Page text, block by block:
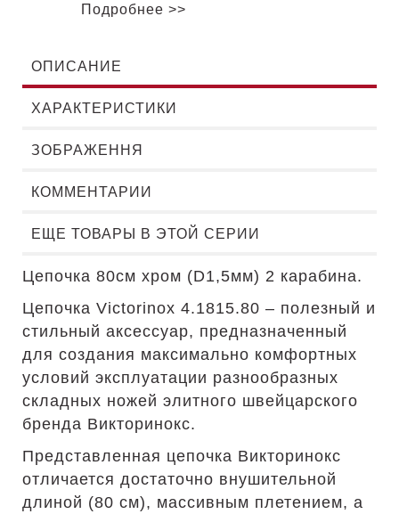
Подробнее >>
ОПИСАНИЕ
ХАРАКТЕРИСТИКИ
ЗОБРАЖЕННЯ
КОММЕНТАРИИ
ЕЩЕ ТОВАРЫ В ЭТОЙ СЕРИИ
Цепочка 80см хром (D1,5мм) 2 карабина.
Цепочка Victorinox 4.1815.80 – полезный и
стильный аксессуар, предназначенный
для создания максимально комфортных
условий эксплуатации разнообразных
складных ножей элитного швейцарского
бренда Викторинокс.
Представленная цепочка Викторинокс
отличается достаточно внушительной
длиной (80 см), массивным плетением, а